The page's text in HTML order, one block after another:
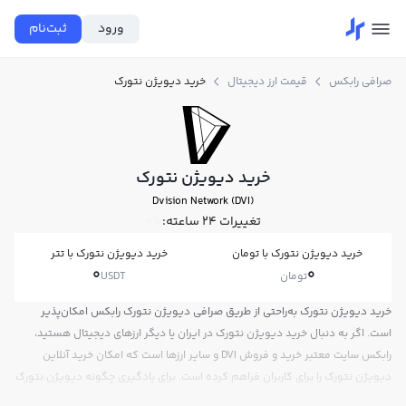
ورود ثبت‌نام
صرافی رابکس قیمت ارز دیجیتال خرید دیویژن نتورک
خرید دیویژن نتورک
Dvision Network (DVI)
تغییرات ۲۴ ساعته: 0%
خرید دیویژن نتورک با تومان
0تومان
خرید دیویژن نتورک با تتر
0USDT
خرید دیویژن نتورک به‌راحتی از طریق صرافی دیویژن نتورک رابکس امکان‌پذیر
است. اگر به دنبال خرید دیویژن نتورک در ایران یا دیگر ارزهای دیجیتال هستید،
رابکس سایت معتبر خرید و فروش DVI و سایر ارزها است که امکان خرید آنلاین
دیویژن نتورک را برای کاربران فراهم کرده است. برای یادگیری چگونه دیویژن نتورک